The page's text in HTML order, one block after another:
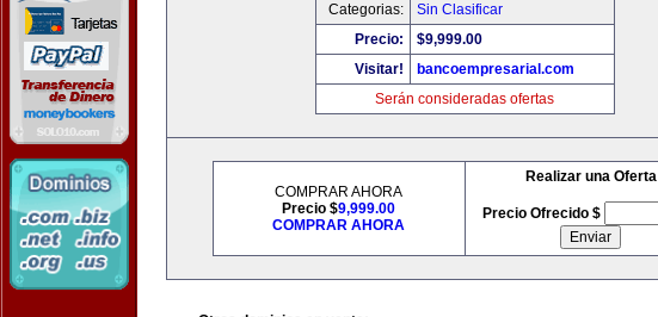
Categorias:
Sin Clasificar
Precio:
$9,999.00
Visitar!
bancoempresarial.com
Serán consideradas ofertas
COMPRAR AHORA
Precio $9,999.00
COMPRAR AHORA
Realizar una Oferta
Precio Ofrecido $